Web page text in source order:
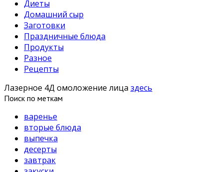
Диеты
Домашний сыр
Заготовки
Праздничные блюда
Продукты
Разное
Рецепты
Лазерное 4Д омоложение лица здесь
Поиск по меткам
варенье
вторые блюда
выпечка
десерты
завтрак